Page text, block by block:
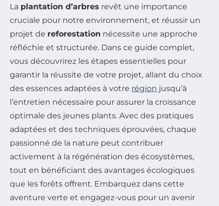
La plantation d’arbres revêt une importance
cruciale pour notre environnement, et réussir un
projet de reforestation nécessite une approche
réfléchie et structurée. Dans ce guide complet,
vous découvrirez les étapes essentielles pour
garantir la réussite de votre projet, allant du choix
des essences adaptées à votre région jusqu’à
l’entretien nécessaire pour assurer la croissance
optimale des jeunes plants. Avec des pratiques
adaptées et des techniques éprouvées, chaque
passionné de la nature peut contribuer
activement à la régénération des écosystèmes,
tout en bénéficiant des avantages écologiques
que les forêts offrent. Embarquez dans cette
aventure verte et engagez-vous pour un avenir